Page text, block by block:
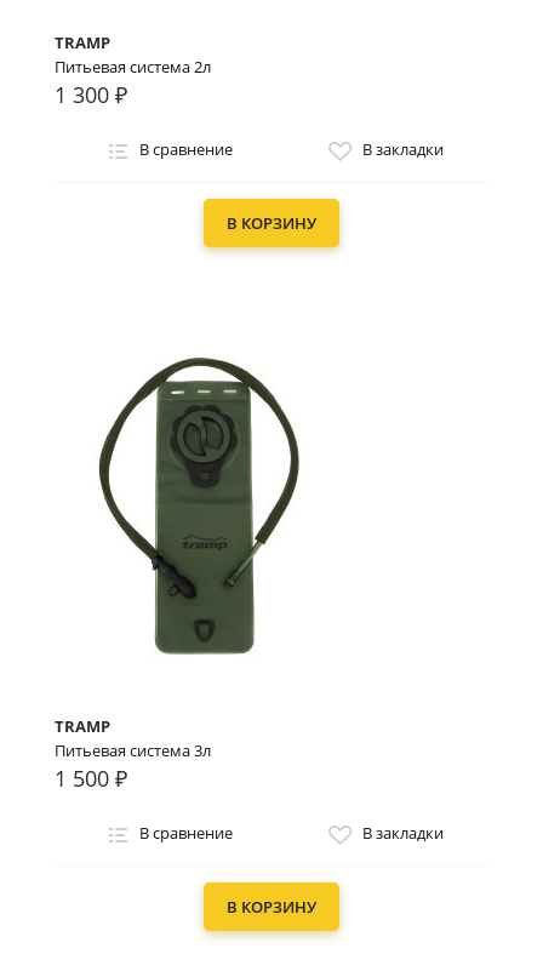
TRAMP
Питьевая система 2л
1 300 ₽
В сравнение В закладки
В КОРЗИНУ
TRAMP
Питьевая система 3л
1 500 ₽
В сравнение В закладки
В КОРЗИНУ